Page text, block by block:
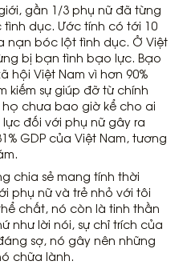
gần 1/3 phụ nữ đã từng
dục. Ước tính có tới 10
nạn bóc lột tình dục. Ở Việt
bị bạn tình bạo lực. Bạo
hội Việt Nam vì hơn 90%
kiếm sự giúp đỡ từ chính
chưa bao giờ kể cho ai
đối với phụ nữ gây ra
GDP của Việt Nam, tương
chia sẻ mang tính thời
phụ nữ và trẻ nhỏ với tôi
chất, nó còn là tinh thần
như lời nói, sự chỉ trích của
sợ, nó gây nên những
chữa lành.